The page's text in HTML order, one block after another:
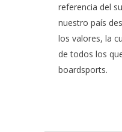
referencia del
nuestro país
los valores, la
de todos los
boardsports.